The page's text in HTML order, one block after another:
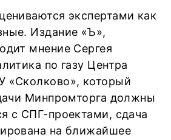
экспертами как
Издание «Ъ»,
мнение Сергея
по газу Центра
«Сколково», который
Минпромторга должны
с СПГ-проектами, сдача
на ближайшее